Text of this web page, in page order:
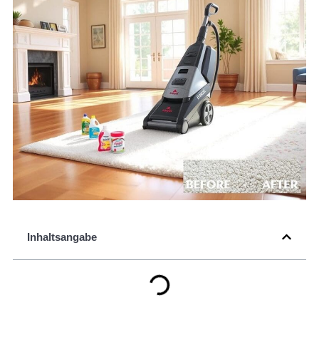
Inhaltsangabe